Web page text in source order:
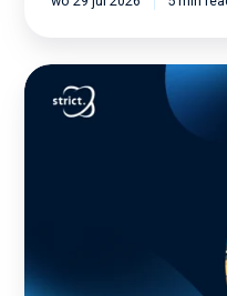
ISAC,
nieuwe
5G